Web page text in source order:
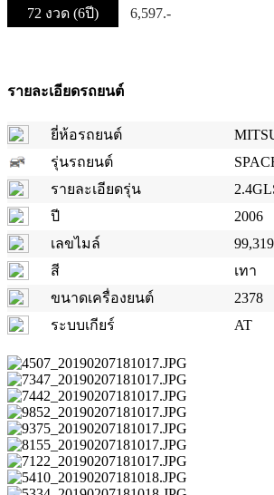
72 งวด (6ปี) 6,597.-
รายละเอียดรถยนต์
ยี่ห้อรถยนต์
รุ่นรถยนต์
รายละเอียดรุ่น
ปี
2006
เลขไมล์
สี
เทา
ขนาดเครื่องยนต์
2378
ระบบเกียร์
AT